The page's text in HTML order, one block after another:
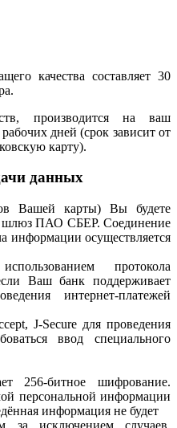
качества составляет 30
производится на ваш
дней (срок зависит от
карту).
данных
Вашей карты) Вы будете
шлюз ПАО СБЕР. Соединение
информации осуществляется
протокола
Ваш банк поддерживает
интернет-платежей
J-Secure для проведения
ввод специального
256-битное шифрование.
персональной информации
информация не будет